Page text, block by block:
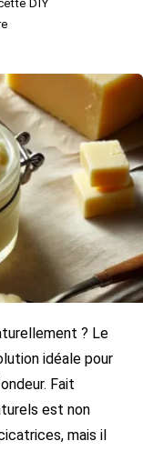
DIY
? Le
idéale pour
Fait
est non
mais il